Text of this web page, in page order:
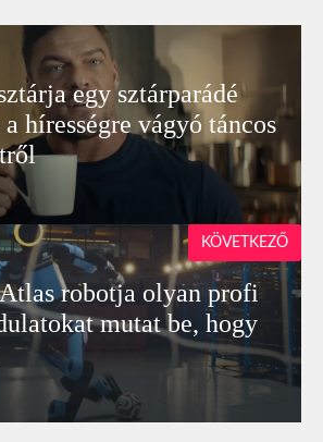
egy sztárparádé
hírességre vágyó táncos
robotja olyan profi
mutat be, hogy
KÖVETKEZŐ